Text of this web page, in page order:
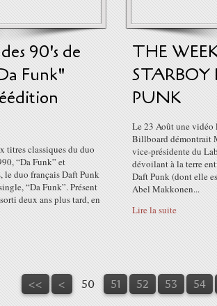
90's de
Funk"
titres classiques du duo
“Da Funk” et
le duo français Daft Punk
“Da Funk”. Présent
deux ans plus tard, en
THE
PUNK
Le 23 Août une vidéo
Billboard démontrait
vice-présidente du
dévoilant à la terre
Daft Punk (dont elle
Abel Makkonen...
Lire la suite
<< < 10
20
30
40
50 51 52 53 54